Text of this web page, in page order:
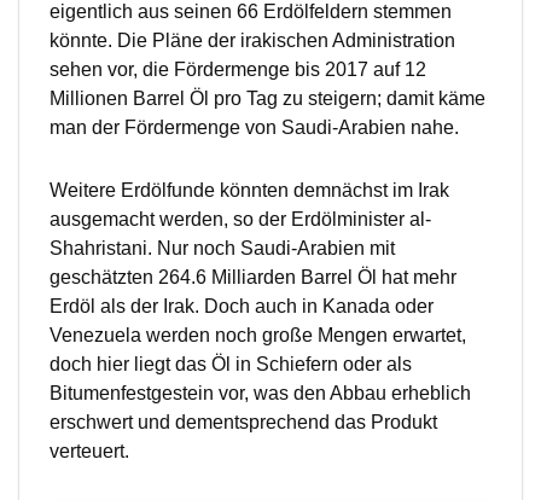
eigentlich aus seinen 66 Erdölfeldern stemmen
könnte. Die Pläne der irakischen Administration
sehen vor, die Fördermenge bis 2017 auf 12
Millionen Barrel Öl pro Tag zu steigern; damit käme
man der Fördermenge von Saudi-Arabien nahe.
Weitere Erdölfunde könnten demnächst im Irak
ausgemacht werden, so der Erdölminister al-
Shahristani. Nur noch Saudi-Arabien mit
geschätzten 264.6 Milliarden Barrel Öl hat mehr
Erdöl als der Irak. Doch auch in Kanada oder
Venezuela werden noch große Mengen erwartet,
doch hier liegt das Öl in Schiefern oder als
Bitumenfestgestein vor, was den Abbau erheblich
erschwert und dementsprechend das Produkt
verteuert.